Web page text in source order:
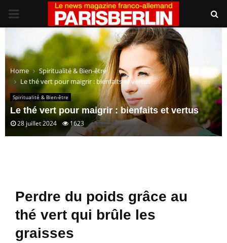
PRIMARY
MENU
Home
Spiritualité & Bien-être
Le thé vert pour maigrir : bienfaits et vertus
Spiritualité & Bien-être
Le thé vert pour maigrir : bienfaits et vertus
28 juillet 2024 1623
Perdre du poids grâce au
thé vert qui brûle les
graisses